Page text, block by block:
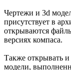
Чертежи и 3d
присутствует в
открываются
версиях компаса.
Также открывать и
модели,